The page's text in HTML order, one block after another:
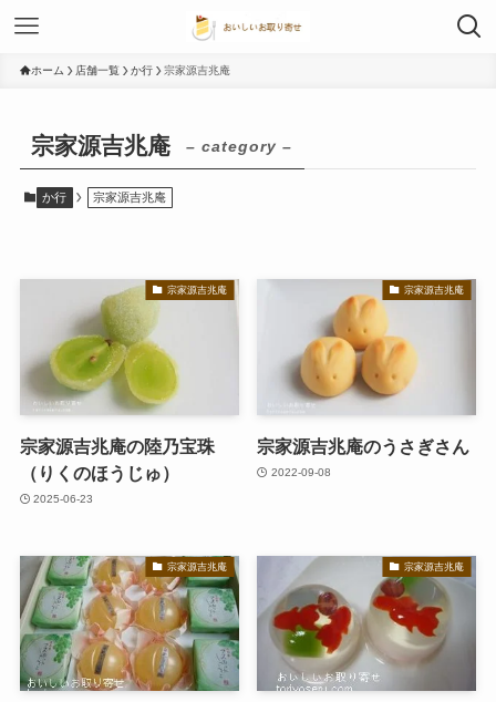
ホーム 店舗一覧 か行 宗家源吉兆庵
宗家源吉兆庵 – category –
か行 宗家源吉兆庵
宗家源吉兆庵
宗家源吉兆庵の陸乃宝珠
（りくのほうじゅ）
2025-06-23
宗家源吉兆庵
宗家源吉兆庵のうさぎさん
2022-09-08
宗家源吉兆庵 宗家源吉兆庵